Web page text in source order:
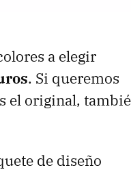
a elegir
. Si queremos
el original,
de diseño